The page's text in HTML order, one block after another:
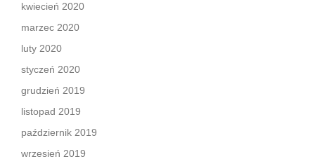
kwiecień 2020
marzec 2020
luty 2020
styczeń 2020
grudzień 2019
listopad 2019
październik 2019
wrzesień 2019